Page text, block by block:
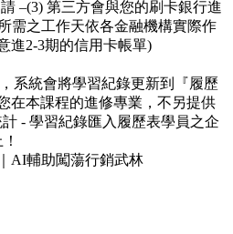
–(3) 第三方會與您的刷卡銀行進
需之工作天依各金融機構實際作
進2-3期的信用卡帳單)
系統會將學習紀錄更新到『履歷
在本課程的進修專業，不另提供
- 學習紀錄匯入履歷表學員之企
AI輔助闖蕩行銷武林